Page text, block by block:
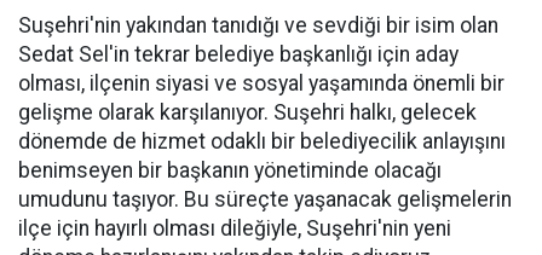
Suşehri'nin yakından tanıdığı ve sevdiği bir isim olan
Sedat Sel'in tekrar belediye başkanlığı için aday
olması, ilçenin siyasi ve sosyal yaşamında önemli bir
gelişme olarak karşılanıyor. Suşehri halkı, gelecek
dönemde de hizmet odaklı bir belediyecilik anlayışını
benimseyen bir başkanın yönetiminde olacağı
umudunu taşıyor. Bu süreçte yaşanacak gelişmelerin
ilçe için hayırlı olması dileğiyle, Suşehri'nin yeni